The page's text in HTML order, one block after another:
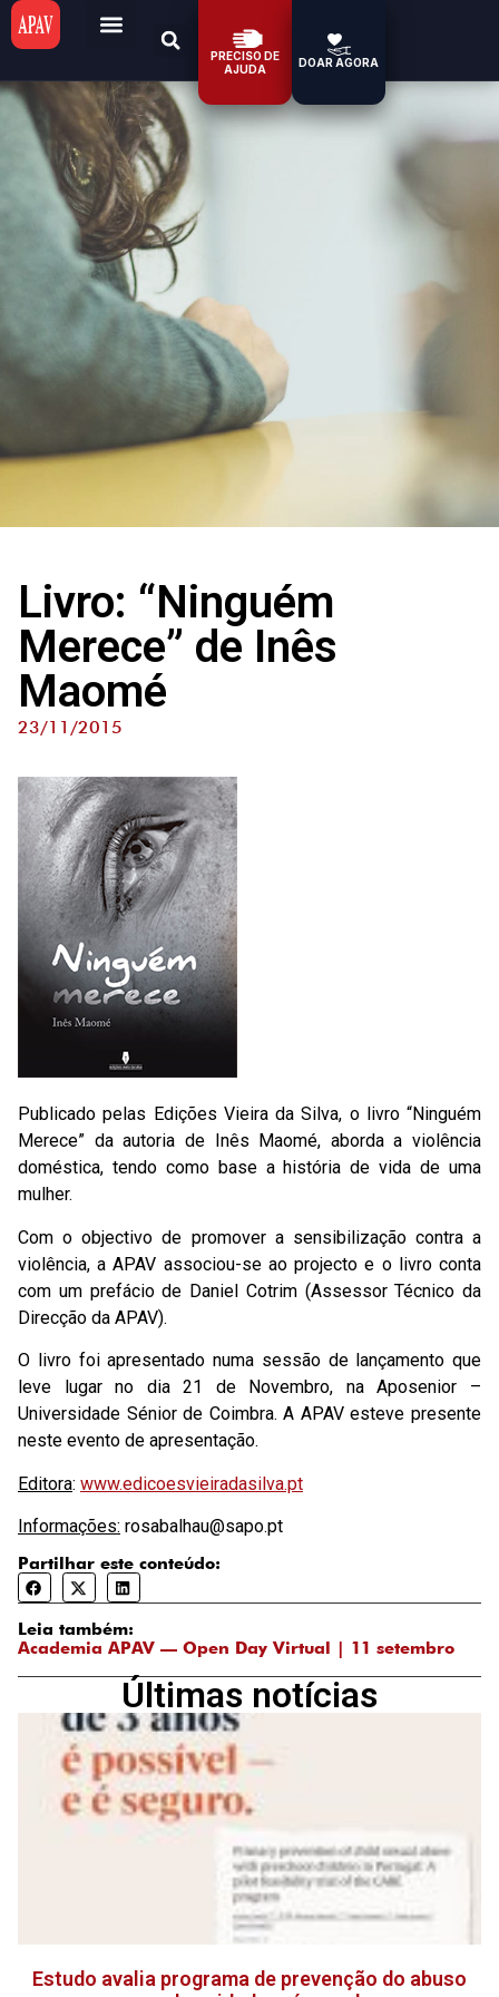
PRECISO DE
AJUDA
DOAR AGORA
Livro: “Ninguém
Merece” de Inês
Maomé
23/11/2015
Publicado pelas Edições Vieira da Silva, o livro “Ninguém
Merece” da autoria de Inês Maomé, aborda a violência
doméstica, tendo como base a história de vida de uma
mulher.
Com o objectivo de promover a sensibilização contra a
violência, a APAV associou-se ao projecto e o livro conta
com um prefácio de Daniel Cotrim (Assessor Técnico da
Direcção da APAV).
O livro foi apresentado numa sessão de lançamento que
leve lugar no dia 21 de Novembro, na Aposenior –
Universidade Sénior de Coimbra. A APAV esteve presente
neste evento de apresentação.
Editora: www.edicoesvieiradasilva.pt
Informações: rosabalhau@sapo.pt
Partilhar este conteúdo:
Leia também:
Academia APAV — Open Day Virtual | 11 setembro
Últimas notícias
Estudo avalia programa de prevenção do abuso